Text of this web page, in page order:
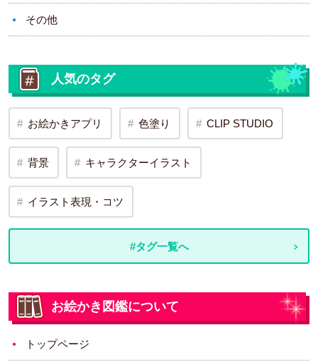
その他
人気のタグ
お絵かきアプリ 色塗り CLIP STUDIO
背景 キャラクターイラスト
イラスト表現・コツ
#タグ一覧へ
お絵かき図鑑について
トップページ